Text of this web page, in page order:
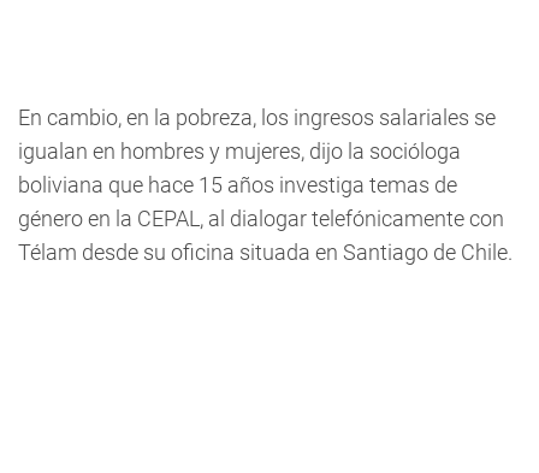
En cambio, en la pobreza, los ingresos salariales se
igualan en hombres y mujeres, dijo la socióloga
boliviana que hace 15 años investiga temas de
género en la CEPAL, al dialogar telefónicamente con
Télam desde su oficina situada en Santiago de Chile.